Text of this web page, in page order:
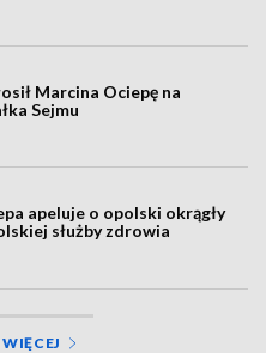
Marcina Ociepę na
Sejmu
apeluje o opolski okrągły
służby zdrowia